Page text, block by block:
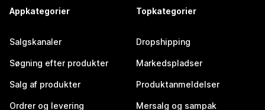
Appkategorier
Salgskanaler
Søgning efter produkter
Salg af produkter
Ordrer og levering
Topkategorier
Dropshipping
Markedspladser
Produktanmeldelser
Mersalg og sampak